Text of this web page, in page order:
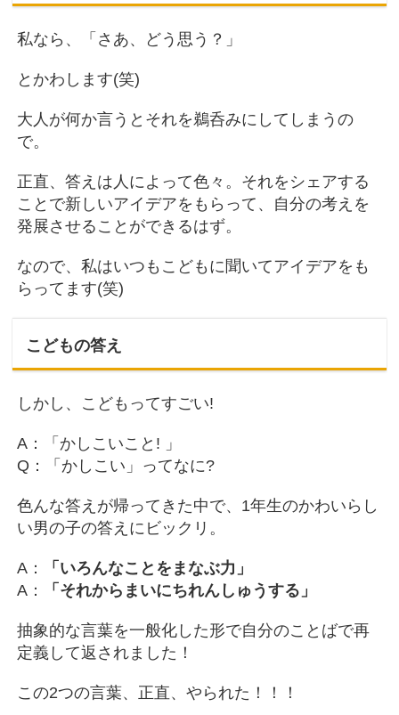
私なら、「さあ、どう思う？」
とかわします(笑)
大人が何か言うとそれを鵜呑みにしてしまうの
で。
正直、答えは人によって色々。それをシェアする
ことで新しいアイデアをもらって、自分の考えを
発展させることができるはず。
なので、私はいつもこどもに聞いてアイデアをも
らってます(笑)
こどもの答え
しかし、こどもってすごい!
A：「かしこいこと! 」
Q：「かしこい」ってなに?
色んな答えが帰ってきた中で、1年生のかわいらし
い男の子の答えにビックリ。
A：
「いろんなことをまなぶ力」
A：
「それからまいにちれんしゅうする」
抽象的な言葉を一般化した形で自分のことばで再
定義して返されました！
この2つの言葉、正直、やられた！！！